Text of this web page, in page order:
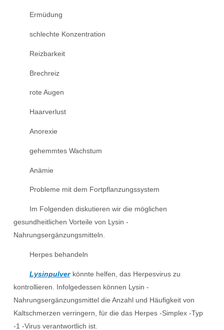
Ermüdung
schlechte Konzentration
Reizbarkeit
Brechreiz
rote Augen
Haarverlust
Anorexie
gehemmtes Wachstum
Anämie
Probleme mit dem Fortpflanzungssystem
Im Folgenden diskutieren wir die möglichen
gesundheitlichen Vorteile von Lysin -
Nahrungsergänzungsmitteln.
Herpes behandeln
Lysinpulver könnte helfen, das Herpesvirus zu
kontrollieren. Infolgedessen können Lysin -
Nahrungsergänzungsmittel die Anzahl und Häufigkeit von
Kaltschmerzen verringern, für die das Herpes -Simplex -Typ
-1 -Virus verantwortlich ist.